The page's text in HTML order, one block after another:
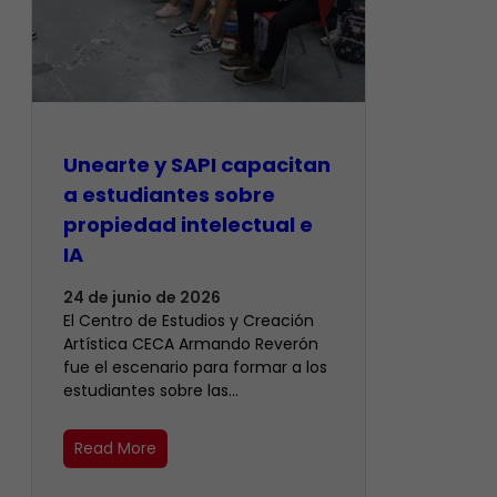
Unearte y SAPI capacitan
a estudiantes sobre
propiedad intelectual e
IA
24 de junio de 2026
El Centro de Estudios y Creación
Artística CECA Armando Reverón
fue el escenario para formar a los
estudiantes sobre las…
Read More